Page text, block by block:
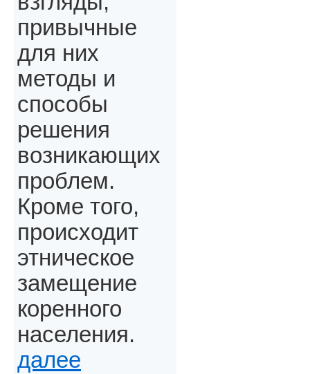
привычные
для них
методы и
способы
решения
возникающих
проблем.
Кроме того,
происходит
этническое
замещение
коренного
населения.
далее